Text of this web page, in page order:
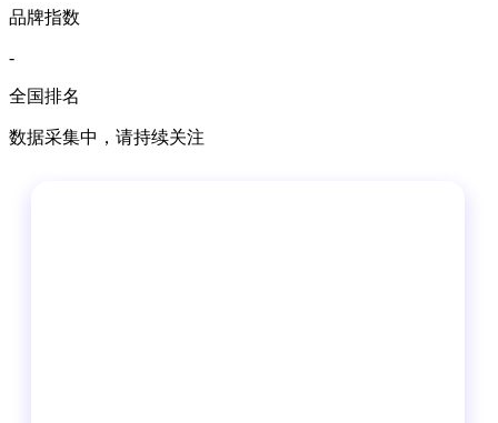
品牌指数
-
全国排名
数据采集中，请持续关注